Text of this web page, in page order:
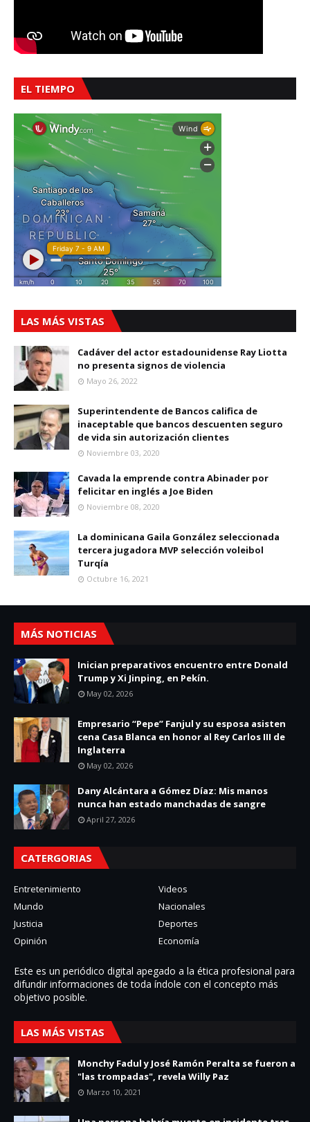
EL TIEMPO
LAS MÁS VISTAS
Cadáver del actor estadounidense Ray Liotta
no presenta signos de violencia
Mayo 26, 2022
Superintendente de Bancos califica de
inaceptable que bancos descuenten seguro
de vida sin autorización clientes
Noviembre 03, 2020
Cavada la emprende contra Abinader por
felicitar en inglés a Joe Biden
Noviembre 08, 2020
La dominicana Gaila González seleccionada
tercera jugadora MVP selección voleibol
Turqía
Octubre 16, 2021
MÁS NOTICIAS
Inician preparativos encuentro entre Donald
Trump y Xi Jinping, en Pekín.
May 02, 2026
Empresario “Pepe” Fanjul y su esposa asisten
cena Casa Blanca en honor al Rey Carlos III de
Inglaterra
May 02, 2026
Dany Alcántara a Gómez Díaz: Mis manos
nunca han estado manchadas de sangre
April 27, 2026
CATERGORIAS
Entretenimiento
Videos
Mundo
Nacionales
Justicia
Deportes
Opinión
Economía
Este es un periódico digital apegado a la ética profesional para
difundir informaciones de toda í­ndole con el concepto más
objetivo posible.
LAS MÁS VISTAS
Monchy Fadul y José Ramón Peralta se fueron a
"las trompadas", revela Willy Paz
Marzo 10, 2021